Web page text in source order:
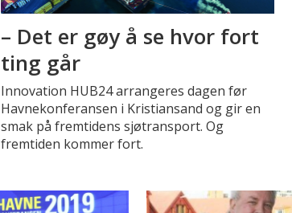
– Det er gøy å se hvor fort
ting går
Innovation HUB24 arrangeres dagen før
Havnekonferansen i Kristiansand og gir en
smak på fremtidens sjøtransport. Og
fremtiden kommer fort.